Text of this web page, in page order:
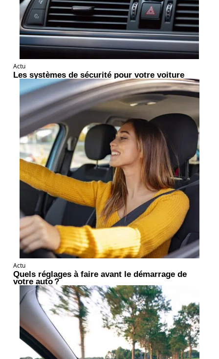
Actu
Les systèmes de sécurité pour votre voiture
Actu
Quels réglages à faire avant le démarrage de
votre auto ?